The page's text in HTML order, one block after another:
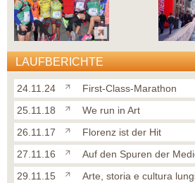
LAUFBERICHTE
24.11.24
First-Class-Marathon
25.11.18
We run in Art
26.11.17
Florenz ist der Hit
27.11.16
Auf den Spuren der
29.11.15
Arte, storia e cultura